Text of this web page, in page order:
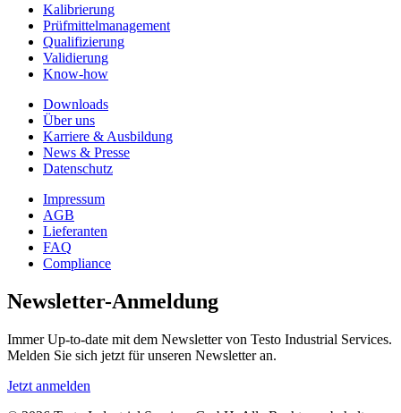
Kalibrierung
Prüfmittelmanagement
Qualifizierung
Validierung
Know-how
Downloads
Über uns
Karriere & Ausbildung
News & Presse
Datenschutz
Impressum
AGB
Lieferanten
FAQ
Compliance
Newsletter-Anmeldung
Immer Up-to-date mit dem Newsletter von Testo Industrial Services.
Melden Sie sich jetzt für unseren Newsletter an.
Jetzt anmelden